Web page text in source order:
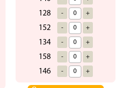
128 - +
152 - +
134 - +
158 - +
146 - +